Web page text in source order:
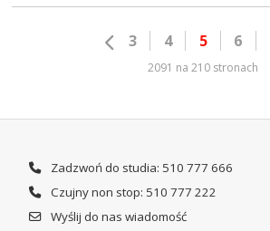
3 4 5 6
2091 na 210 stronach
Zadzwoń do studia: 510 777 666
Czujny non stop: 510 777 222
Wyślij do nas wiadomość